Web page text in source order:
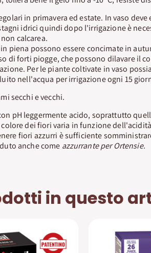
in primavera ed estate. In vaso
idrici quindi dopo l'irrigazione è
calcarea.
piena possono essere concimate in
di forti piogge, che possono dilavare il
Per le piante coltivate in vaso
nell'acqua per irrigazione ogni 15
secchi e vecchi.
pH leggermente acido, soprattutto
dei fiori varia in funzione
fiori azzurri è sufficiente
anche come azzurrante per Ortensie.
in questo